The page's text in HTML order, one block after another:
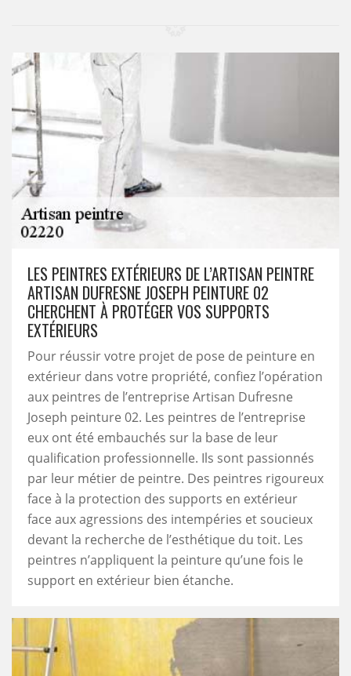
LES PEINTRES EXTÉRIEURS DE L’ARTISAN PEINTRE
ARTISAN DUFRESNE JOSEPH PEINTURE 02
CHERCHENT À PROTÉGER VOS SUPPORTS
EXTÉRIEURS
Pour réussir votre projet de pose de peinture en
extérieur dans votre propriété, confiez l’opération
aux peintres de l’entreprise Artisan Dufresne
Joseph peinture 02. Les peintres de l’entreprise
eux ont été embauchés sur la base de leur
qualification professionnelle. Ils sont passionnés
par leur métier de peintre. Des peintres rigoureux
face à la protection des supports en extérieur
face aux agressions des intempéries et soucieux
devant la recherche de l’esthétique du toit. Les
peintres n’appliquent la peinture qu’une fois le
support en extérieur bien étanche.